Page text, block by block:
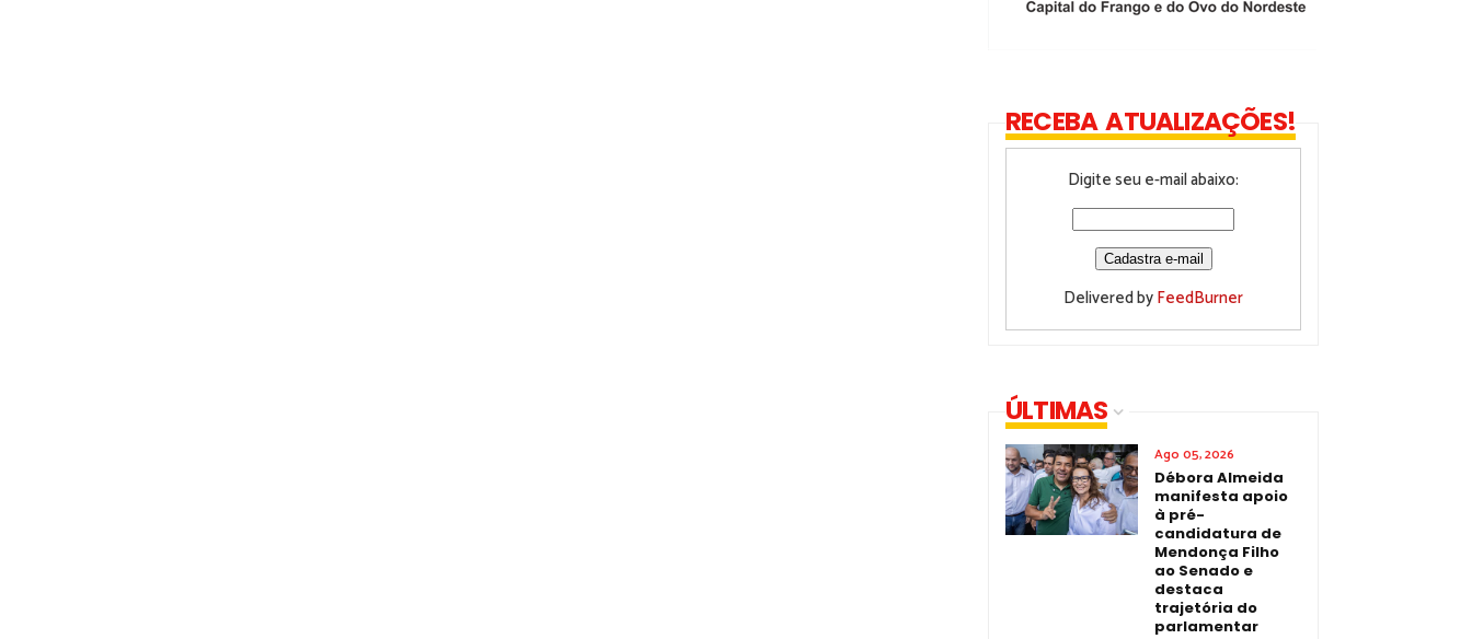
RECEBA ATUALIZAÇÕES!
Digite seu e-mail abaixo:
Delivered byFeedBurner
ÚLTIMAS
Ago 05, 2026
Débora Almeida
manifesta apoio
à pré-
candidatura de
Mendonça Filho
ao Senado e
destaca
trajetória do
parlamentar